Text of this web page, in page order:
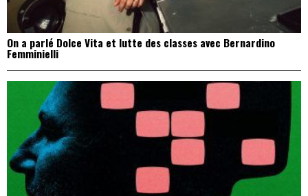
On a parlé Dolce Vita et lutte des classes avec Bernardino
Femminielli